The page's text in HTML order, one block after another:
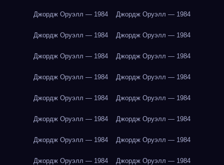
Джордж Оруэлл — 1984 Джордж Оруэлл — 1984
Джордж Оруэлл — 1984 Джордж Оруэлл — 1984
Джордж Оруэлл — 1984 Джордж Оруэлл — 1984
Джордж Оруэлл — 1984 Джордж Оруэлл — 1984
Джордж Оруэлл — 1984 Джордж Оруэлл — 1984
Джордж Оруэлл — 1984 Джордж Оруэлл — 1984
Джордж Оруэлл — 1984 Джордж Оруэлл — 1984
Джордж Оруэлл — 1984 Джордж Оруэлл — 1984